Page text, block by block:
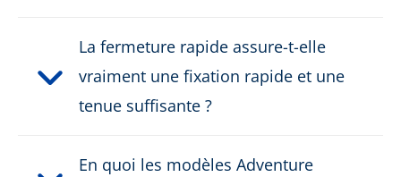
La fermeture rapide assure-t-elle
vraiment une fixation rapide et une
tenue suffisante ?
En quoi les modèles Adventure